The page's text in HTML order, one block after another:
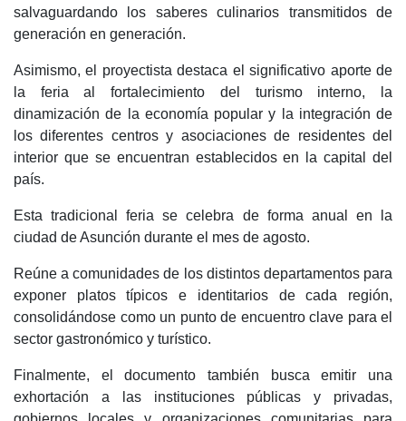
salvaguardando los saberes culinarios transmitidos de
generación en generación.
Asimismo, el proyectista destaca el significativo aporte de
la feria al fortalecimiento del turismo interno, la
dinamización de la economía popular y la integración de
los diferentes centros y asociaciones de residentes del
interior que se encuentran establecidos en la capital del
país.
Esta tradicional feria se celebra de forma anual en la
ciudad de Asunción durante el mes de agosto.
Reúne a comunidades de los distintos departamentos para
exponer platos típicos e identitarios de cada región,
consolidándose como un punto de encuentro clave para el
sector gastronómico y turístico.
Finalmente, el documento también busca emitir una
exhortación a las instituciones públicas y privadas,